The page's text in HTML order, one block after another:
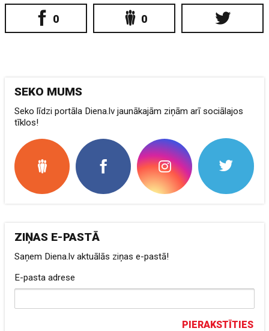
0 0
SEKO MUMS
Seko līdzi portāla Diena.lv jaunākajām ziņām arī sociālajos
tīklos!
ZIŅAS E-PASTĀ
Saņem Diena.lv aktuālās ziņas e-pastā!
E-pasta adrese
PIERAKSTĪTIES